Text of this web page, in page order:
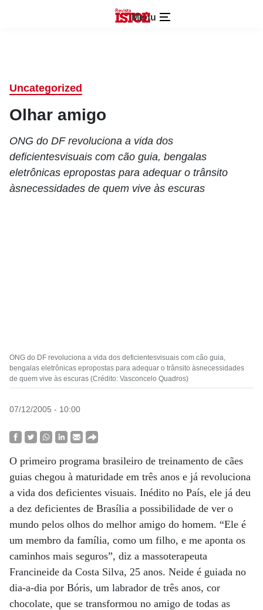
Menu
Uncategorized
Olhar amigo
ONG do DF revoluciona a vida dos
deficientesvisuais com cão guia, bengalas
eletrônicas epropostas para adequar o trânsito
àsnecessidades de quem vive às escuras
ONG do DF revoluciona a vida dos deficientesvisuais com cão guia,
bengalas eletrônicas epropostas para adequar o trânsito àsnecessidades
de quem vive às escuras (Crédito: Vasconcelo Quadros)
07/12/2005 - 10:00
O primeiro programa brasileiro de treinamento de cães
guias chegou à maturidade em três anos e já revoluciona
a vida dos deficientes visuais. Inédito no País, ele já deu
a dez deficientes de Brasília a possibilidade de ver o
mundo pelos olhos do melhor amigo do homem. “Ele é
um membro da família, como um filho, e me aponta os
caminhos mais seguros”, diz a massoterapeuta
Francineide da Costa Silva, 25 anos. Neide é guiada no
dia-a-dia por Bóris, um labrador de três anos, cor
chocolate, que se transformou no amigo de todas as